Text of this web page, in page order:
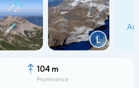
L
104 m
Prominence